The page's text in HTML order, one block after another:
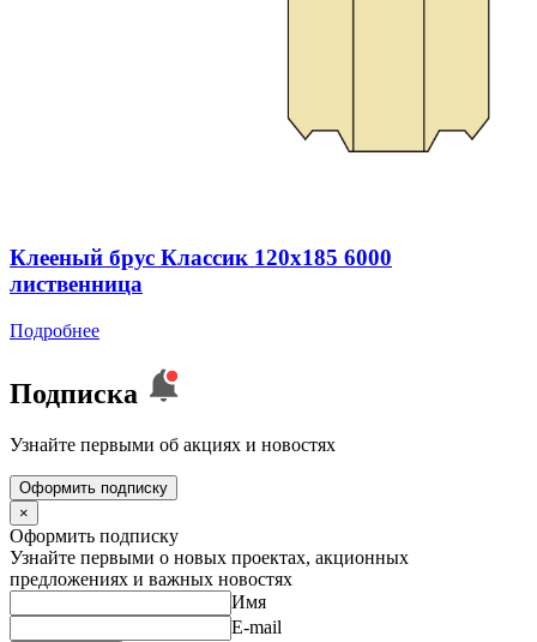
Клееный брус Классик 120x185 6000
лиственница
Подробнее
Подписка
Узнайте первыми об акциях и новостях
Оформить подписку
×
Оформить подписку
Узнайте первыми о новых проектах, акционных
предложениях и важных новостях
Имя
E-mail